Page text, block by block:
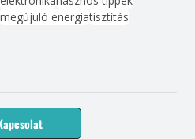
megújuló energiatisztítás